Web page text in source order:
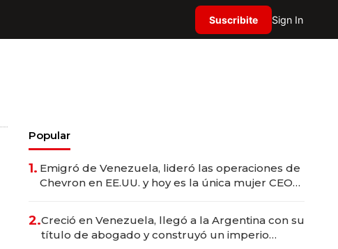
Suscribite Sign In
Popular
1. Emigró de Venezuela, lideró las operaciones de
Chevron en EE.UU. y hoy es la única mujer CEO
2.Creció en Venezuela, llegó a la Argentina con su
título de abogado y construyó un imperio